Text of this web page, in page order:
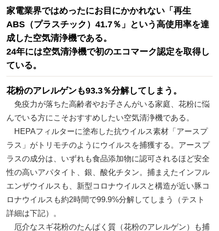
家電業界ではめったにお目にかかれない「再生
ABS（プラスチック）41.7％」という高使用率を達
成した空気清浄機である。
24年には空気清浄機で初のエコマーク認定を取得し
ている。
花粉のアレルゲンも93.3％分解してしまう。
免疫力が落ちた高齢者やお子さんがいる家庭、花粉に悩
んでいる方にこそおすすめしたい空気清浄機である。
HEPAフィルターに塗布した抗ウイルス素材「アースプ
ラス」がトリモチのようにウイルスを捕獲する。アースプ
ラスの成分は、いずれも食品添加物に認可されるほど安全
性の高いアパタイト、銀、酸化チタン。捕まえたインフル
エンザウイルスも、新型コロナウイルスと構造が近い豚コ
ロナウイルスも約2時間で99.9%分解してしまう（テスト
詳細は下記）。
厄介なスギ花粉のたんぱく質（花粉のアレルゲン）も捕